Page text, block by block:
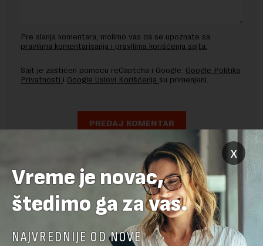
Pre slanja komentara, molimo vas da se upoznate sa
pravilima komentarisanja i pravilima korišćenja sajta.
Sajt je zaštićen pomocu reCaptcha i Google. Google Politika
Privatnosti i Google Uslovi Korišćenja su primenjeni.
x
Vreme je novac,
štedimo ga za vas.
NAJVREDNIJE OD NOVE